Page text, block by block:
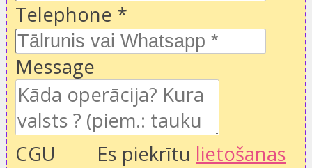
Telephone *
Message
CGU
Es piekrītu lietošanas